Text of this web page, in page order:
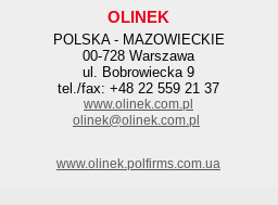
OLINEK
POLSKA - MAZOWIECKIE
00-728 Warszawa
ul. Bobrowiecka 9
tel./fax: +48 22 559 21 37
www.olinek.com.pl
olinek@olinek.com.pl
www.olinek.polfirms.com.ua